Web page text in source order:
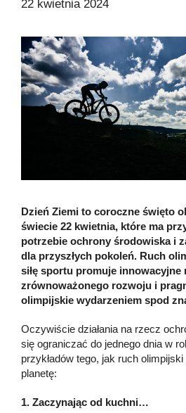
22 kwietnia 2024
Dzień Ziemi to coroczne święto
świecie 22 kwietnia, które ma
potrzebie ochrony środowiska i
dla przyszłych pokoleń. Ruch
siłę sportu promuje innowacyjne
zrównoważonego rozwoju i
olimpijskie wydarzeniem spod
Oczywiście działania na rzecz
się ograniczać do jednego dnia w
przykładów tego, jak ruch
planetę:
1. Zaczynając od kuchni…